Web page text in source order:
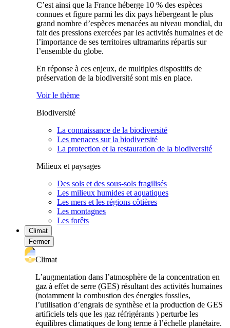
C’est ainsi que la France héberge 10 % des espèces
connues et figure parmi les dix pays hébergeant le plus
grand nombre d’espèces menacées au niveau mondial, du
fait des pressions exercées par les activités humaines et de
l’importance de ses territoires ultramarins répartis sur
l’ensemble du globe.
En réponse à ces enjeux, de multiples dispositifs de
préservation de la biodiversité sont mis en place.
Voir le thème
Biodiversité
La connaissance de la biodiversité
Les menaces sur la biodiversité
La protection et la restauration de la biodiversité
Milieux et paysages
Des sols et des sous-sols fragilisés
Les milieux humides et aquatiques
Les mers et les régions côtières
Les montagnes
Les forêts
Climat
Fermer
Climat
L’augmentation dans l’atmosphère de la concentration en
gaz à effet de serre (GES) résultant des activités humaines
(notamment la combustion des énergies fossiles,
l’utilisation d’engrais de synthèse et la production de GES
artificiels tels que les gaz réfrigérants ) perturbe les
équilibres climatiques de long terme à l’échelle planétaire.